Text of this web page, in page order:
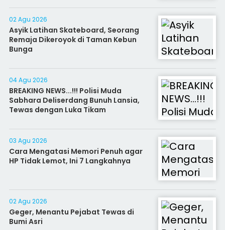
02 Agu 2026
Asyik Latihan Skateboard, Seorang
Remaja Dikeroyok di Taman Kebun
Bunga
04 Agu 2026
BREAKING NEWS...!!! Polisi Muda
Sabhara Deliserdang Bunuh Lansia,
Tewas dengan Luka Tikam
03 Agu 2026
Cara Mengatasi Memori Penuh agar
HP Tidak Lemot, Ini 7 Langkahnya
02 Agu 2026
Geger, Menantu Pejabat Tewas di
Bumi Asri